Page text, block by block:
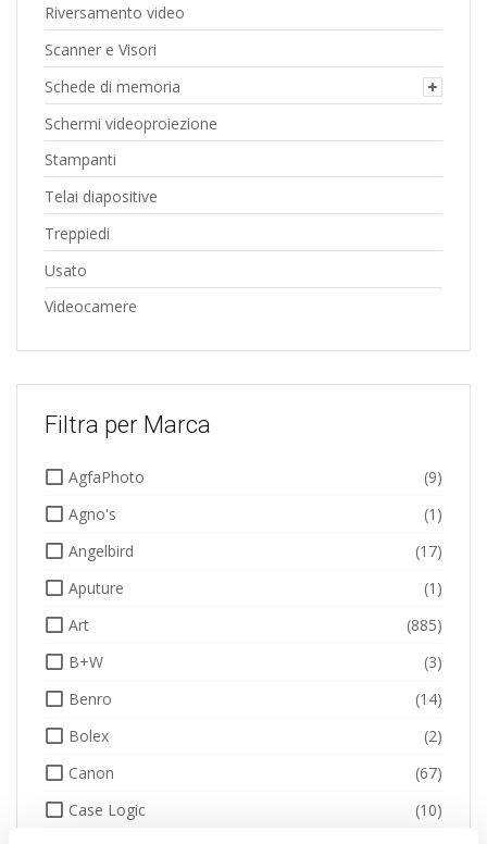
Riversamento video
Scanner e Visori
Schede di memoria
Schermi videoproiezione
Stampanti
Telai diapositive
Treppiedi
Usato
Videocamere
Filtra per Marca
AgfaPhoto
(9)
Agno's
(1)
Angelbird
(17)
Aputure
(1)
Art
(885)
B+W
(3)
Benro
(14)
Bolex
(2)
Canon
(67)
Case Logic
(10)